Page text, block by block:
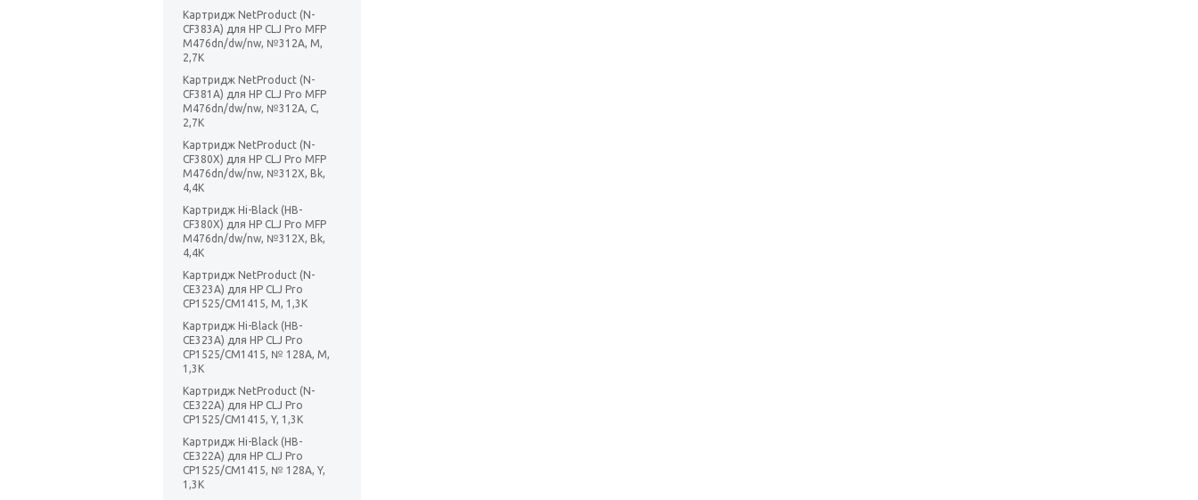
Картридж NetProduct (N-
CF383A) для HP CLJ Pro MFP
M476dn/dw/nw, №312A, M,
2,7K
Картридж NetProduct (N-
CF381A) для HP CLJ Pro MFP
M476dn/dw/nw, №312A, C,
2,7K
Картридж NetProduct (N-
CF380X) для HP CLJ Pro MFP
M476dn/dw/nw, №312X, Bk,
4,4K
Картридж Hi-Black (HB-
CF380X) для HP CLJ Pro MFP
M476dn/dw/nw, №312X, Bk,
4,4K
Картридж NetProduct (N-
CE323A) для HP CLJ Pro
CP1525/CM1415, M, 1,3K
Картридж Hi-Black (HB-
CE323A) для HP CLJ Pro
CP1525/CM1415, № 128A, M,
1,3K
Картридж NetProduct (N-
CE322A) для HP CLJ Pro
CP1525/CM1415, Y, 1,3K
Картридж Hi-Black (HB-
CE322A) для HP CLJ Pro
CP1525/CM1415, № 128A, Y,
1,3K